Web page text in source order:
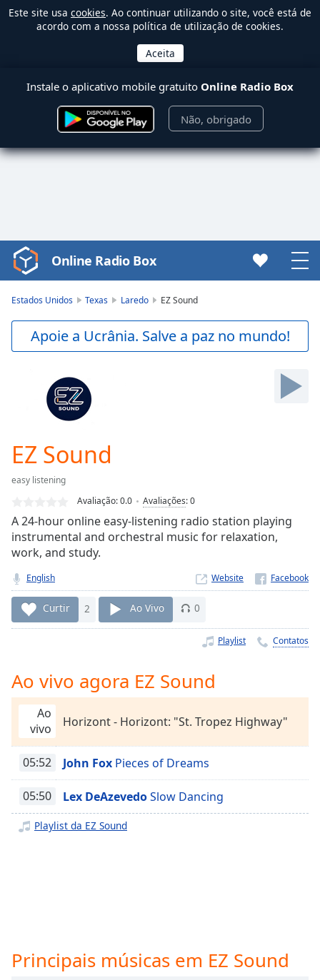
Este site usa cookies. Ao continuar utilizando o site, você está de
acordo com a nossa política de utilização de cookies.
Instale o aplicativo mobile gratuito Online Radio Box
Não, obrigado
Video
Player
Current
Time0:00
Duration
0.00%
Stream
TypeLIVE
live,
currently
behind
LIVE
Remaining
1x
Playback
Chapters
Chapters
Descriptions
descriptions
subtitles
Online Radio Box
Estados Unidos Texas Laredo EZ Sound
Apoie a Ucrânia. Salve a paz no mundo!
EZ Sound
easy listening
Avaliação:0.0 Avaliações:0
A 24-hour online easy-listening radio station playing
instrumental and orchestral music for relaxation,
work, and study.
English Website
Curtir 2 Ao Vivo 0
Playlist Contatos
Ao vivo agora EZ Sound
Ao
vivo
Horizont - Horizont: "St. Tropez Highway"
05:52 John Fox Pieces of Dreams
05:50 Lex DeAzevedoSlow Dancing
Playlist da EZ Sound
Principais músicas em EZ Sound